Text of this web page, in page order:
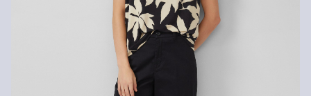
Nie czyścić chemicznie